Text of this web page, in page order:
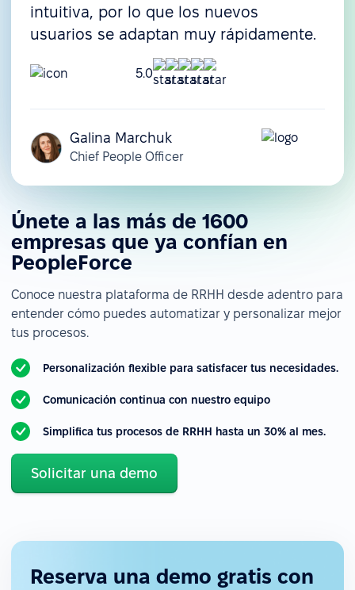
intuitiva, por lo que los nuevos
usuarios se adaptan muy rápidamente.
5.0
Galina Marchuk
Chief People Officer
Únete a las más de 1600
empresas que ya confían en
PeopleForce
Conoce nuestra plataforma de RRHH desde adentro para
entender cómo puedes automatizar y personalizar mejor
tus procesos.
Personalización flexible para satisfacer tus necesidades.
Comunicación continua con nuestro equipo
Simplifica tus procesos de RRHH hasta un 30% al mes.
Solicitar una demo
Reserva una demo gratis con